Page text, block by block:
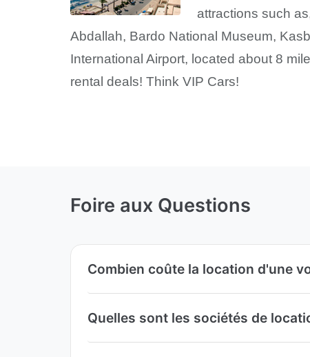
attractions such
Abdallah, Bardo National Museum,
International Airport, located about 8
rental deals! Think VIP Cars!
Foire aux Questions
Combien coûte la location d'une
Quelles sont les sociétés de